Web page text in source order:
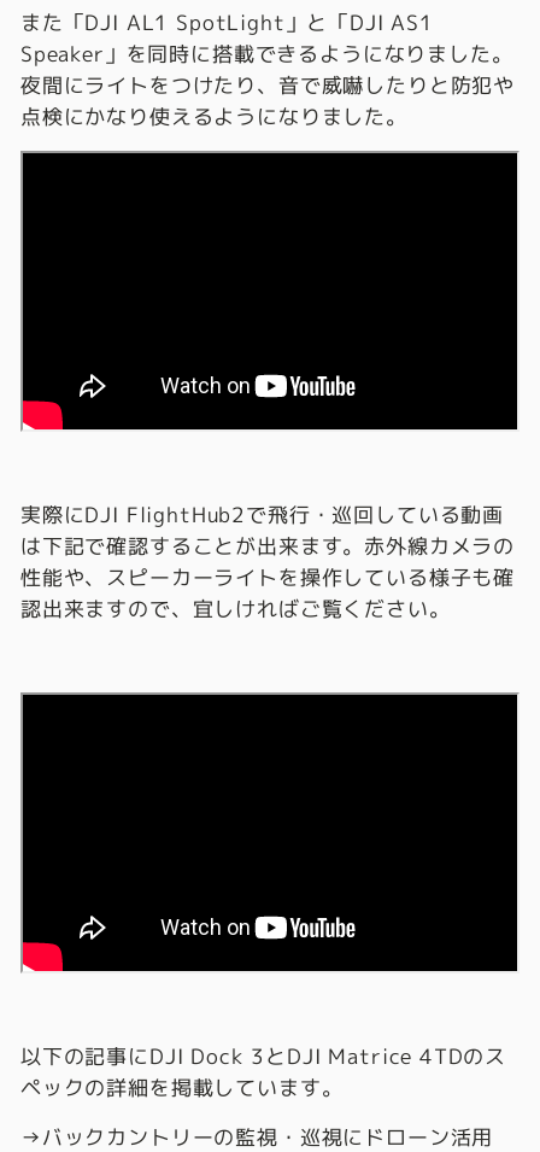
また「DJI AL1 SpotLight」と「DJI AS1
Speaker」を同時に搭載できるようになりました。
夜間にライトをつけたり、音で威嚇したりと防犯や
点検にかなり使えるようになりました。
実際にDJI FlightHub2で飛行・巡回している動画
は下記で確認することが出来ます。赤外線カメラの
性能や、スピーカーライトを操作している様子も確
認出来ますので、宜しければご覧ください。
以下の記事にDJI Dock 3とDJI Matrice 4TDのス
ペックの詳細を掲載しています。
→バックカントリーの監視・巡視にドローン活用